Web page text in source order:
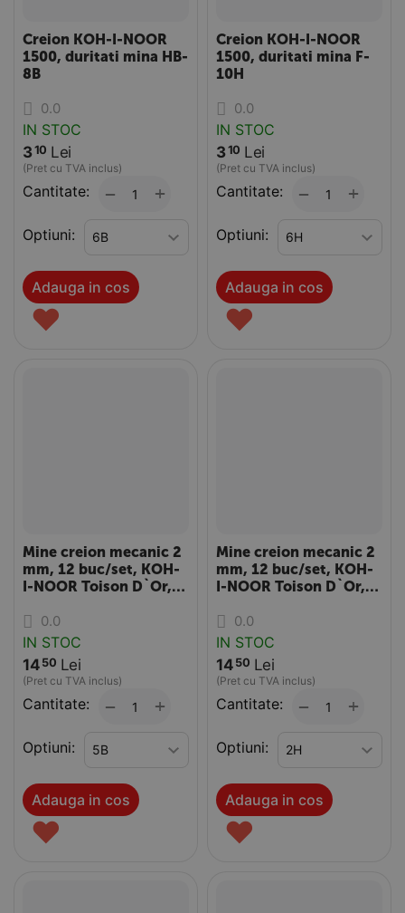
Creion KOH-I-NOOR
1500, duritati mina HB-
8B
0.0
IN STOC
310 Lei
(Pret cu TVA inclus)
Cantitate: +
−
Optiuni:
Adauga in cos
♥
Creion KOH-I-NOOR
1500, duritati mina F-
10H
0.0
IN STOC
310 Lei
(Pret cu TVA inclus)
Cantitate: +
−
Optiuni:
Adauga in cos
♥
Mine creion mecanic 2
mm, 12 buc/set, KOH-
I-NOOR Toison D`Or,
0.0
IN STOC
14 50 Lei
(Pret cu TVA inclus)
Cantitate: +
−
Optiuni:
Adauga in cos
♥
Mine creion mecanic 2
mm, 12 buc/set, KOH-
I-NOOR Toison D`Or,
0.0
IN STOC
14 50 Lei
(Pret cu TVA inclus)
Cantitate: +
−
Optiuni:
Adauga in cos
♥